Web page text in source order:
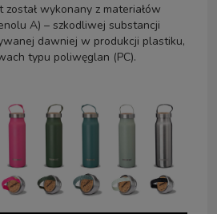
został wykonany z materiałów
A) – szkodliwej substancji
dawniej w produkcji plastiku,
typu poliwęglan (PC).